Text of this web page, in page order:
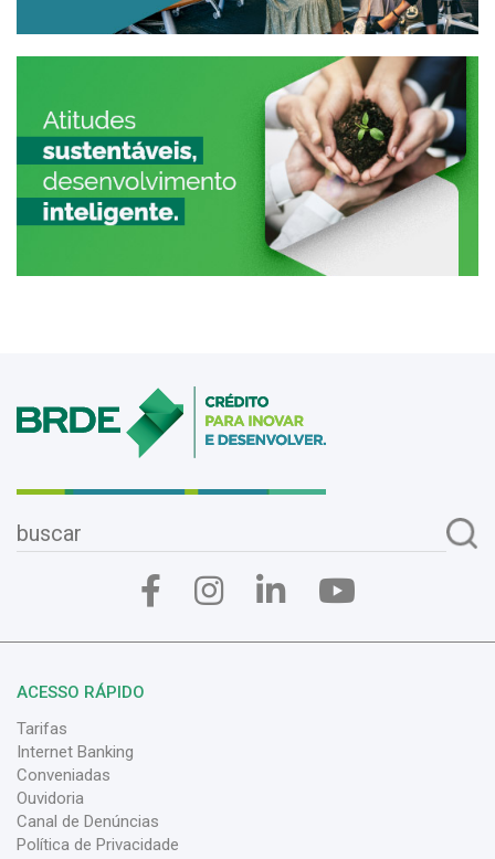
ACESSO RÁPIDO
Tarifas
Internet Banking
Conveniadas
Ouvidoria
Canal de Denúncias
Política de Privacidade